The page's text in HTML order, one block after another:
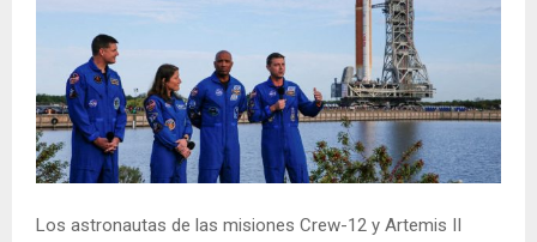
Los astronautas de las misiones Crew-12 y Artemis II